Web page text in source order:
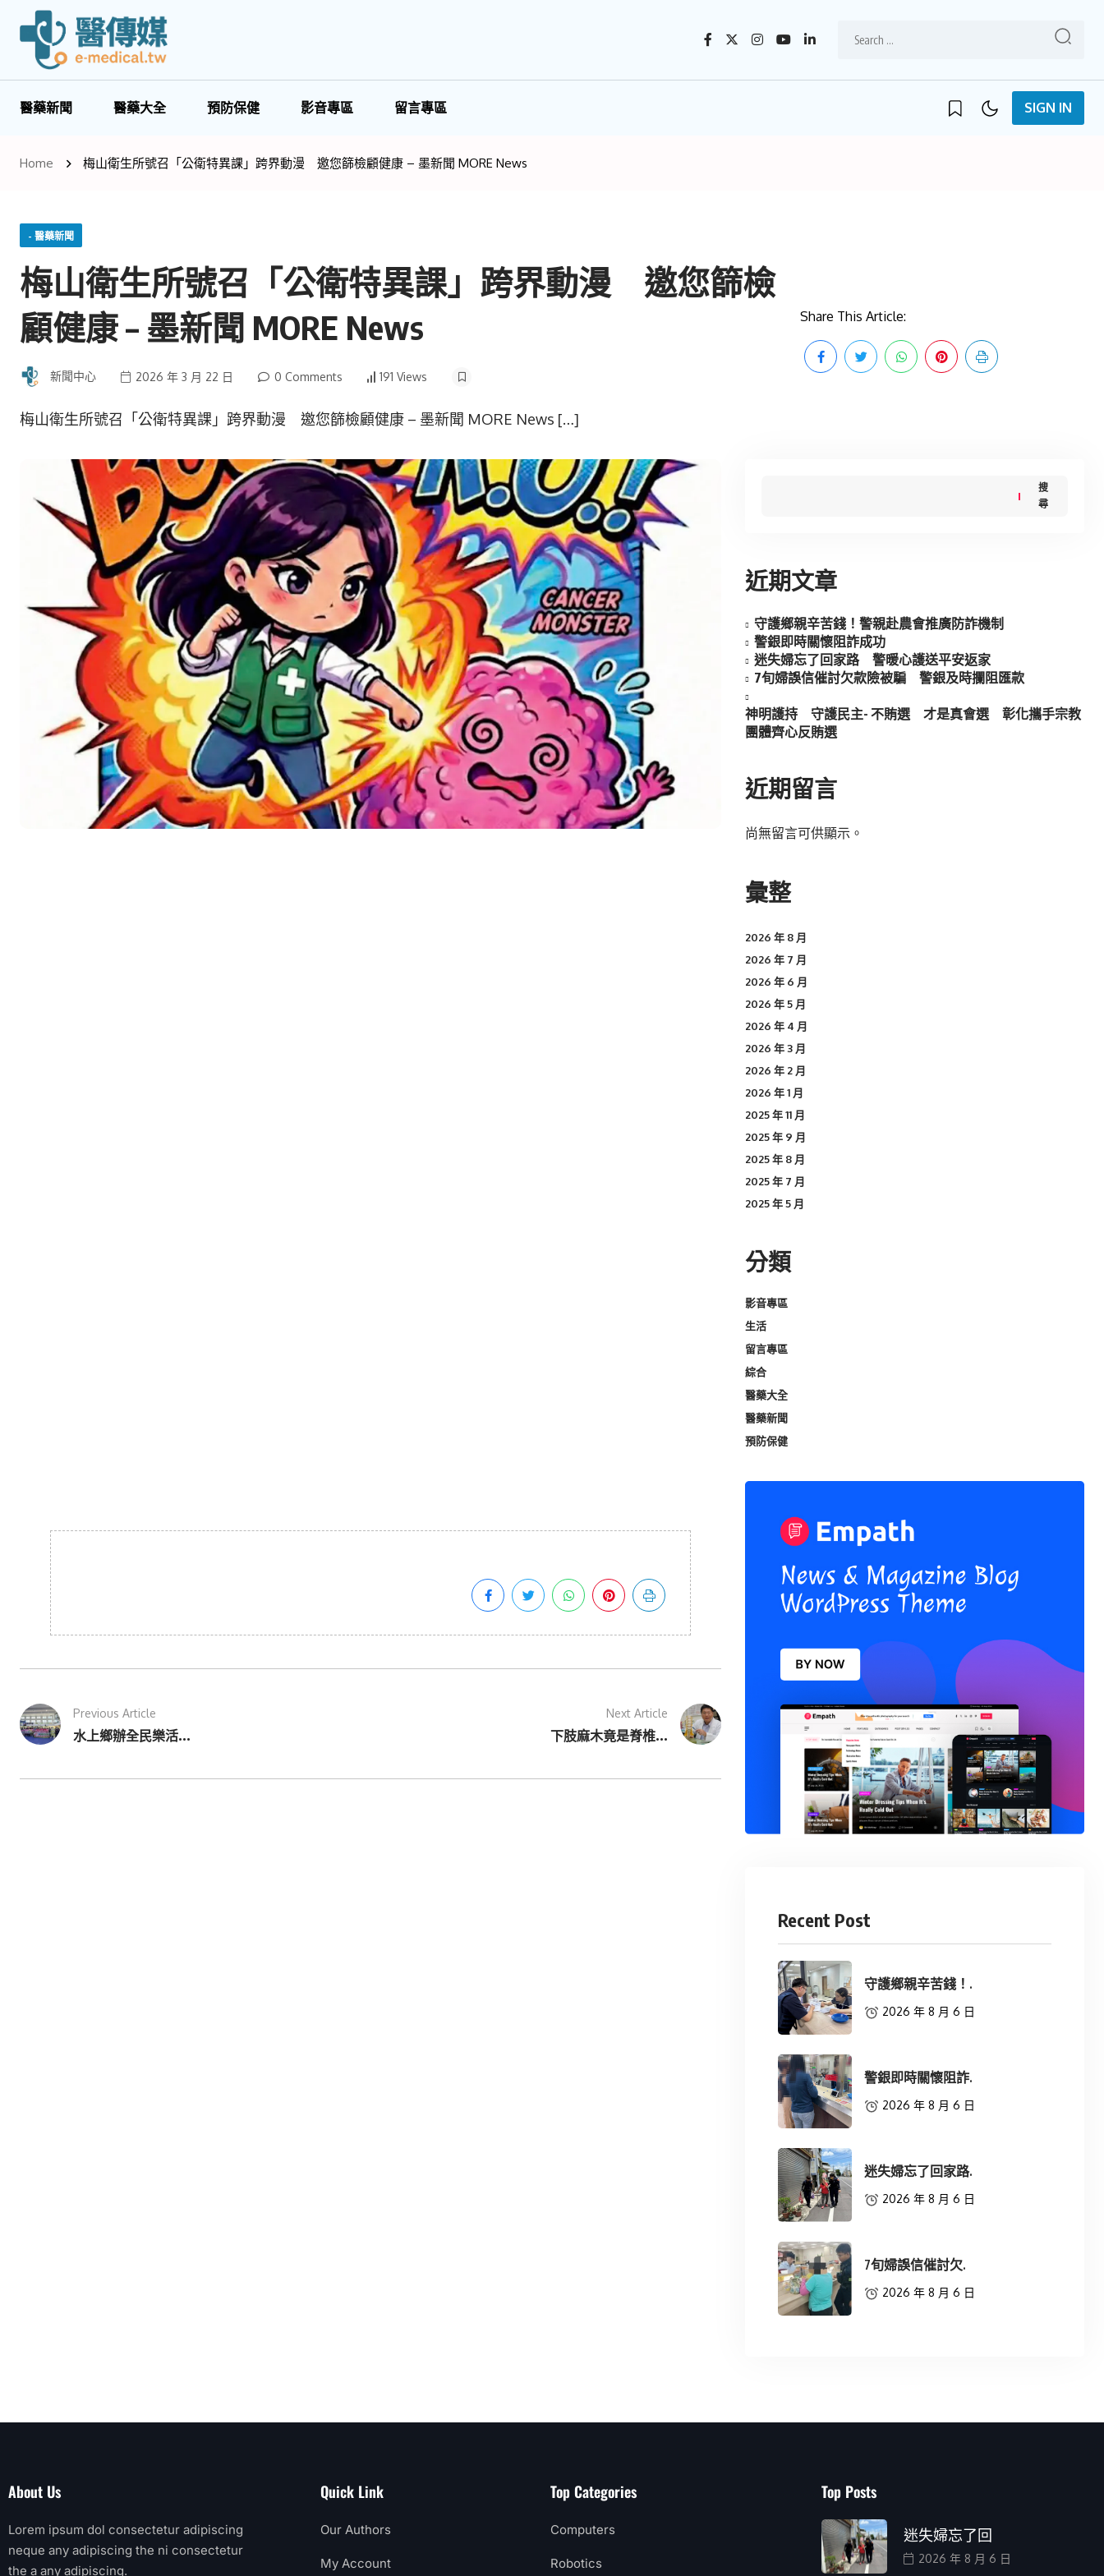
醫藥新聞 醫藥大全 預防保健 影音專區 留言專區 SIGN IN
Home 梅山衛生所號召「公衛特異課」跨界動漫 邀您篩檢顧健康 – 墨新聞 MORE News
- 醫藥新聞
梅山衛生所號召「公衛特異課」跨界動漫 邀您篩檢
顧健康 – 墨新聞 MORE News
新聞中心 2026 年 3 月 22 日 0 Comments 191 Views
梅山衛生所號召「公衛特異課」跨界動漫 邀您篩檢顧健康 – 墨新聞 MORE News […]
Share This Article:
Previous Article
水上鄉辦全民樂活...
Next Article
下肢麻木竟是脊椎...
搜
尋
近期文章
守護鄉親辛苦錢！警親赴農會推廣防詐機制
警銀即時關懷阻詐成功
迷失婦忘了回家路 警暖心護送平安返家
7旬婦誤信催討欠款險被騙 警銀及時攔阻匯款
神明護持 守護民主- 不賄選 才是真會選 彰化攜手宗教
團體齊心反賄選
近期留言
尚無留言可供顯示。
彙整
2026 年 8 月
2026 年 7 月
2026 年 6 月
2026 年 5 月
2026 年 4 月
2026 年 3 月
2026 年 2 月
2026 年 1 月
2025 年 11 月
2025 年 9 月
2025 年 8 月
2025 年 7 月
2025 年 5 月
分類
影音專區
生活
留言專區
綜合
醫藥大全
醫藥新聞
預防保健
Recent Post
守護鄉親辛苦錢！.
2026 年 8 月 6 日
警銀即時關懷阻詐.
2026 年 8 月 6 日
迷失婦忘了回家路.
2026 年 8 月 6 日
7旬婦誤信催討欠.
2026 年 8 月 6 日
About Us
Lorem ipsum dol consectetur adipiscing
neque any adipiscing the ni consectetur
the a any adipiscing.
Quick Link
Our Authors
My Account
Top Categories
Computers
Robotics
Top Posts
迷失婦忘了回
2026 年 8 月 6 日